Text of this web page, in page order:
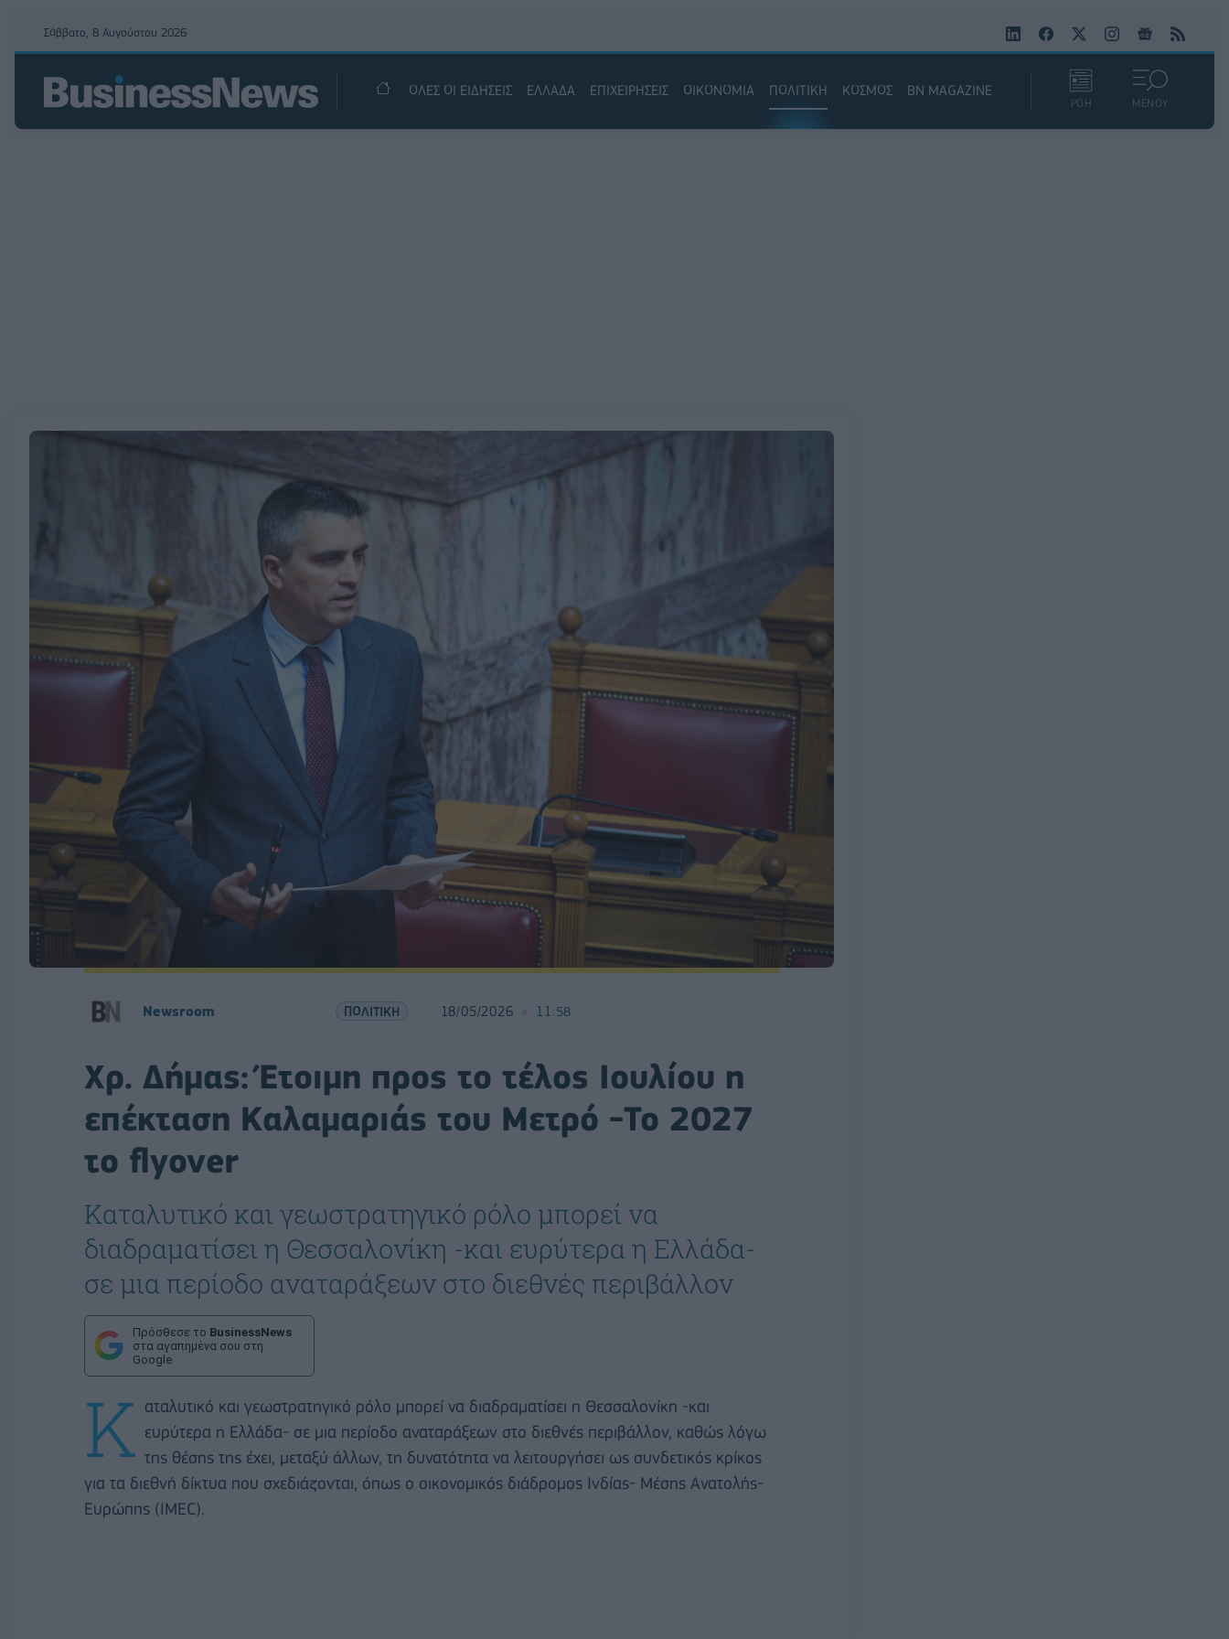
Σάββατο, 8 Αυγούστου 2026
ΟΛΕΣ ΟΙ ΕΙΔΗΣΕΙΣ ΕΛΛΑΔΑ ΕΠΙΧΕΙΡΗΣΕΙΣ ΟΙΚΟΝΟΜΙΑ ΠΟΛΙΤΙΚΗ ΚΟΣΜΟΣ BN MAGAZINE
ΡΟΗ ΜΕΝΟΥ
Newsroom ΠΟΛΙΤΙΚΗ 18/05/2026 11:58
Χρ. Δήμας: Έτοιμη προς το τέλος Ιουλίου η
επέκταση Καλαμαριάς του Μετρό -Το 2027
το flyover
Καταλυτικό και γεωστρατηγικό ρόλο μπορεί να
διαδραματίσει η Θεσσαλονίκη -και ευρύτερα η Ελλάδα-
σε μια περίοδο αναταράξεων στο διεθνές περιβάλλον
Πρόσθεσε το BusinessNews
στα αγαπημένα σου στη
Google
Κ αταλυτικό και γεωστρατηγικό ρόλο μπορεί να διαδραματίσει η Θεσσαλονίκη -και
ευρύτερα η Ελλάδα- σε μια περίοδο αναταράξεων στο διεθνές περιβάλλον, καθώς λόγω
της θέσης της έχει, μεταξύ άλλων, τη δυνατότητα να λειτουργήσει ως συνδετικός κρίκος
για τα διεθνή δίκτυα που σχεδιάζονται, όπως ο οικονομικός διάδρομος Ινδίας- Μέσης Ανατολής-
Ευρώπης (IMEC).